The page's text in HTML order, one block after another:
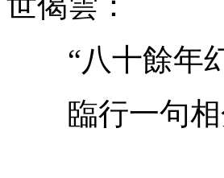
“八十餘年幻
臨行一句相